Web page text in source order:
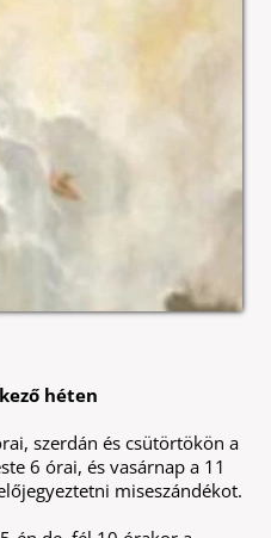
héten
szerdán és csütörtökön a
6 órai, és vasárnap a 11
miseszándékot.